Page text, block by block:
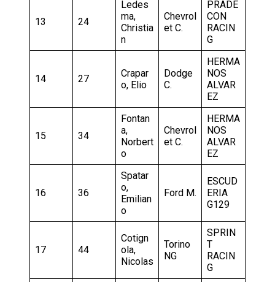
13 24
Ledes
ma,
Christia
n
Chevrol
et C.
PRADE
CON
RACIN
G
14 27
Crapar
o, Elio
Dodge
C.
HERMA
NOS
ALVAR
EZ
15 34
Fontan
a,
Norbert
o
Chevrol
et C.
HERMA
NOS
ALVAR
EZ
16 36
Spatar
o,
Emilian
o
Ford M.
ESCUD
ERIA
G129
17 44
Cotign
ola,
Nicolas
Torino
NG
SPRIN
T
RACIN
G